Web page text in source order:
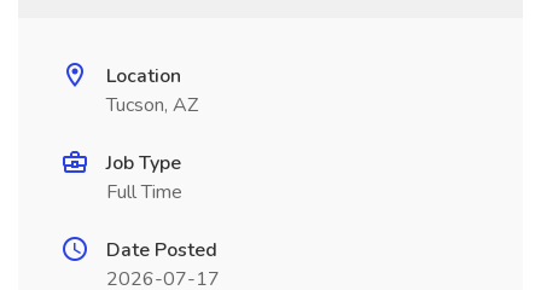
Location
Tucson, AZ
Job Type
Full Time
Date Posted
2026-07-17